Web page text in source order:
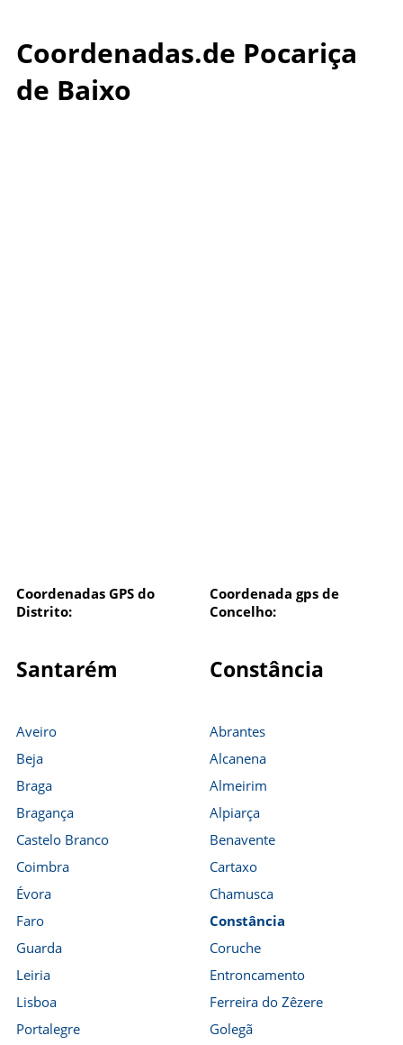
Coordenadas.de Pocariça
de Baixo
Coordenadas GPS do
Distrito:
Coordenada gps de
Concelho:
Santarém Constância
Aveiro
Beja
Braga
Bragança
Castelo Branco
Coimbra
Évora
Faro
Guarda
Leiria
Lisboa
Portalegre
Abrantes
Alcanena
Almeirim
Alpiarça
Benavente
Cartaxo
Chamusca
Constância
Coruche
Entroncamento
Ferreira do Zêzere
Golegã